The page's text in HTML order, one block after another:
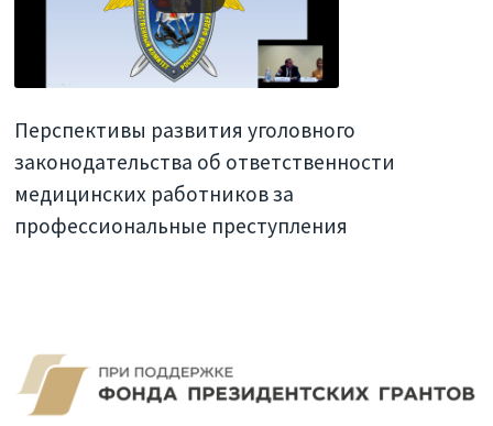
Перспективы развития уголовного
законодательства об ответственности
медицинских работников за
профессиональные преступления